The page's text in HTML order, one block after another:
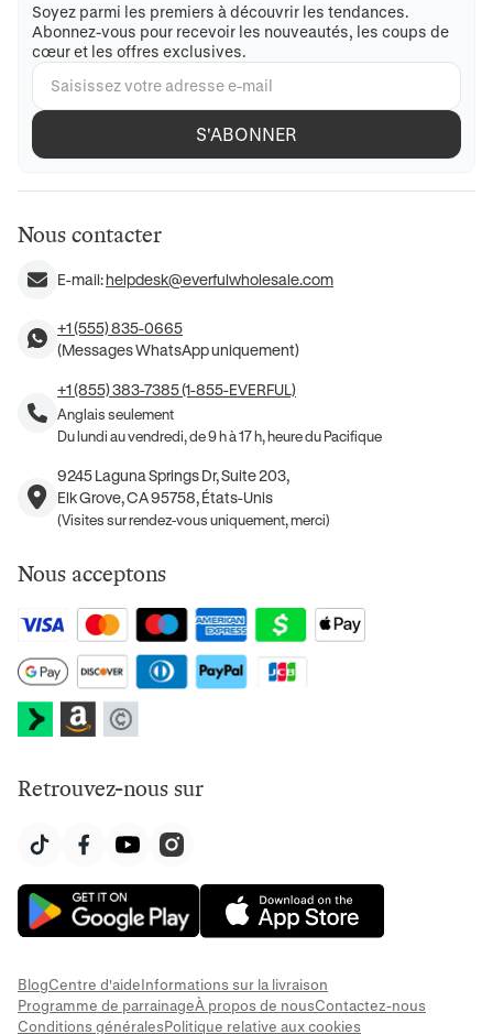
Soyez parmi les premiers à découvrir les tendances.
Abonnez-vous pour recevoir les nouveautés, les coups de
cœur et les offres exclusives.
S'ABONNER
Nous contacter
E-mail:helpdesk@everfulwholesale.com
+1 (555) 835-0665
(Messages WhatsApp uniquement)
+1 (855) 383-7385 (1-855-EVERFUL)
Anglais seulement
Du lundi au vendredi, de 9 h à 17 h, heure du Pacifique
9245 Laguna Springs Dr, Suite 203,
Elk Grove, CA 95758, États-Unis
(Visites sur rendez-vous uniquement, merci)
Nous acceptons
Retrouvez-nous sur
BlogCentre d'aideInformations sur la livraison
Programme de parrainageÀ propos de nousContactez-nous
Conditions généralesPolitique relative aux cookies